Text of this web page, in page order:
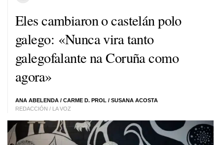
Eles cambiaron o castelán polo
galego: «Nunca vira tanto
galegofalante na Coruña como
agora»
ANA ABELENDA / CARME D. PROL / SUSANA ACOSTA
REDACCIÓN / LA VOZ